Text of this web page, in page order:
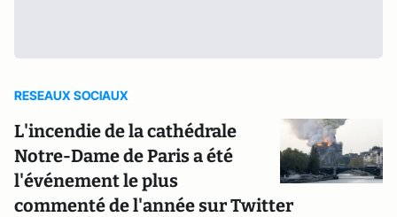
RESEAUX SOCIAUX
L'incendie de la cathédrale
Notre-Dame de Paris a été
l'événement le plus
commenté de l'année sur Twitter